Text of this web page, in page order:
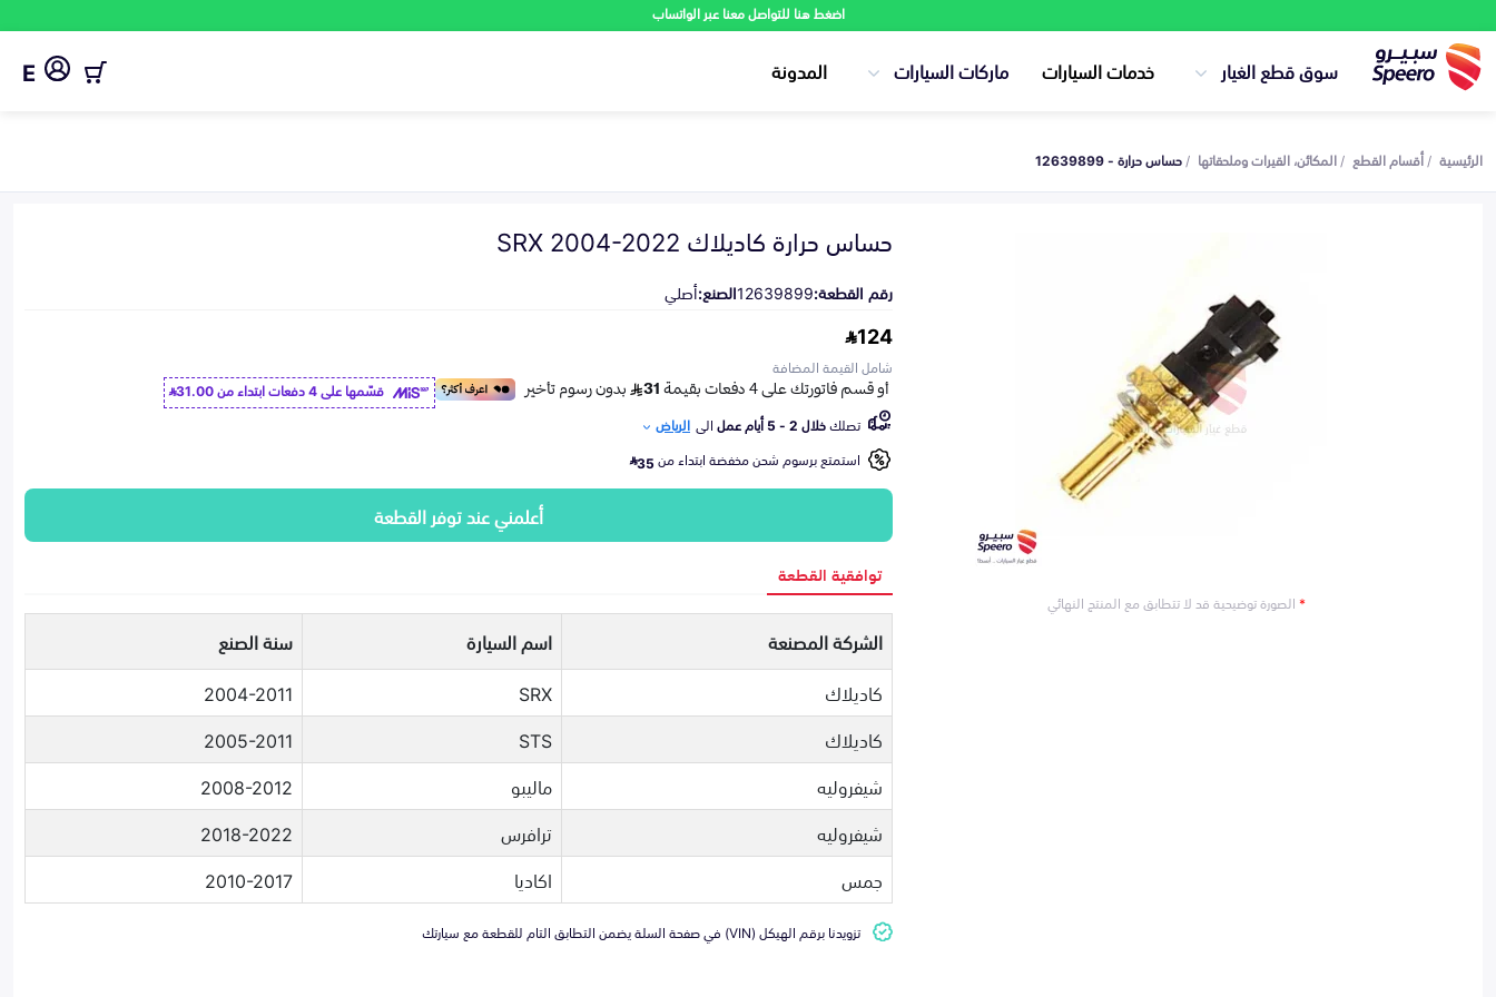
اضغط هنا للتواصل معنا عبر الواتساب
سوق قطع الغيار خدمات السيارات ماركات السيارات المدونة E
الرئيسية أقسام القطع المكائن، القيرات وملحقاتها حساس حرارة - 12639899
*الصورة توضيحية قد لا تتطابق مع المنتج النهائي
حساس حرارة كاديلاك SRX 2004-2022
رقم القطعة:12639899الصنع:أصلي
124
شامل القيمة المضافة
قسّمها على 4 دفعات ابتداء من
31.00
تصلكخلال 2 - 5 أيام عمل الى الرياض
استمتع برسوم شحن مخفضة ابتداء من35
أعلمني عند توفر القطعة
توافقية القطعة
الشركة المصنعة اسم السيارة
سنة الصنع
كاديلاك
SRX
2004-2011
كاديلاك
STS
2005-2011
شيفروليه
ماليبو
2008-2012
شيفروليه
ترافرس
2018-2022
جمس
اكاديا 2010-2017
تزويدنا برقم الهيكل (VIN) في صفحة السلة يضمن التطابق التام للقطعة مع سيارتك